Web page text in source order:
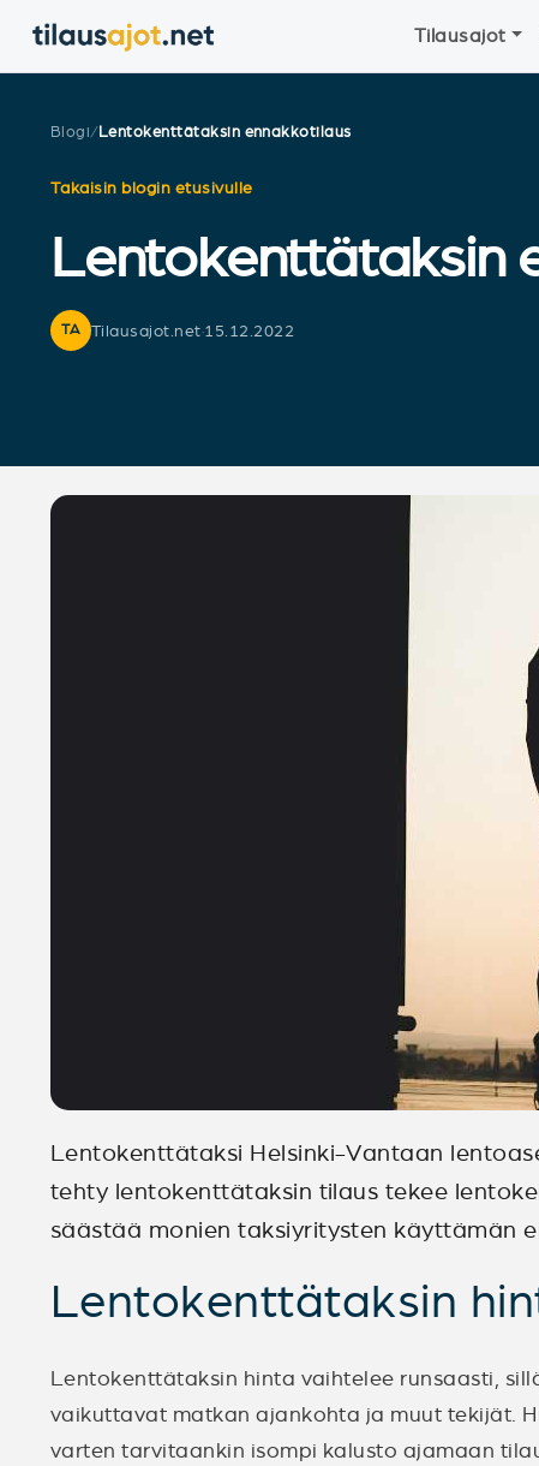
Tilausajot
Blogi/Lentokenttätaksin ennakkotilaus
Takaisin blogin etusivulle
Lentokenttätaksin
TA Tilausajot.net·15.12.2022
Lentokenttätaksi Helsinki-Vantaan
tehty lentokenttätaksin tilaus tekee
säästää monien taksiyritysten käyttämän
Lentokenttätaksin
Lentokenttätaksin hinta vaihtelee runsaasti,
vaikuttavat matkan ajankohta ja muut tekijät.
varten tarvitaankin isompi kalusto ajamaan